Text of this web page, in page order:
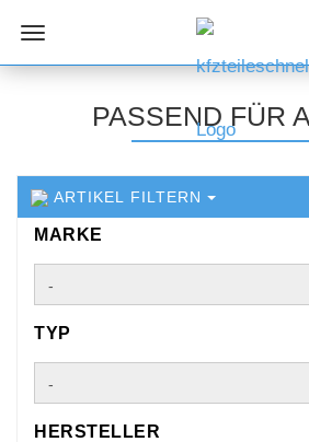
PASSEND FÜR
ARTIKEL FILTERN
MARKE
MARKE
TYP
TYP
HERSTELLER
HERSTELLER